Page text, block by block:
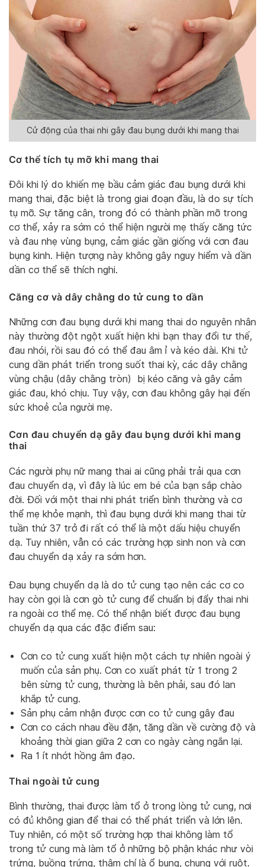
Cử động của thai nhi gây đau bụng dưới khi mang thai
Cơ thể tích tụ mỡ khi mang thai
Đôi khi lý do khiến mẹ bầu cảm giác đau bụng dưới khi
mang thai, đặc biệt là trong giai đoạn đầu, là do sự tích
tụ mỡ. Sự tăng cân, trong đó có thành phần mỡ trong
cơ thể, xảy ra sớm có thể hiện người mẹ thấy căng tức
và đau nhẹ vùng bụng, cảm giác gần giống với cơn đau
bụng kinh. Hiện tượng này không gây nguy hiểm và dần
dần cơ thể sẽ thích nghi.
Căng cơ và dây chằng do tử cung to dần
Những cơn đau bụng dưới khi mang thai do nguyên nhân
này thường đột ngột xuất hiện khi bạn thay đổi tư thế,
đau nhói, rồi sau đó có thể đau âm ỉ và kéo dài. Khi tử
cung dần phát triển trong suốt thai kỳ, các dây chằng
vùng chậu (dây chằng tròn) bị kéo căng và gây cảm
giác đau, khó chịu. Tuy vậy, cơn đau không gây hại đến
sức khoẻ của người mẹ.
Cơn đau chuyển dạ gây đau bụng dưới khi mang
thai
Các người phụ nữ mang thai ai cũng phải trải qua cơn
đau chuyển dạ, vì đây là lúc em bé của bạn sắp chào
đời. Đối với một thai nhi phát triển bình thường và cơ
thể mẹ khỏe mạnh, thì đau bụng dưới khi mang thai từ
tuần thứ 37 trở đi rất có thể là một dấu hiệu chuyển
dạ. Tuy nhiên, vẫn có các trường hợp sinh non và cơn
đau chuyển dạ xảy ra sớm hơn.
Đau bụng chuyển dạ là do tử cung tạo nên các cơ co
hay còn gọi là cơn gò tử cung để chuẩn bị đẩy thai nhi
ra ngoài cơ thể mẹ. Có thể nhận biết được đau bụng
chuyển dạ qua các đặc điểm sau:
Cơn co tử cung xuất hiện một cách tự nhiên ngoài ý
muốn của sản phụ. Cơn co xuất phát từ 1 trong 2
bên sừng tử cung, thường là bên phải, sau đó lan
khắp tử cung.
Sản phụ cảm nhận được cơn co tử cung gây đau
Cơn co cách nhau đều đặn, tăng dần về cường độ và
khoảng thời gian giữa 2 cơn co ngày càng ngắn lại.
Ra 1 ít nhớt hồng âm đạo.
Thai ngoài tử cung
Bình thường, thai được làm tổ ở trong lòng tử cung, nơi
có đủ không gian để thai có thể phát triển và lớn lên.
Tuy nhiên, có một số trường hợp thai không làm tổ
trong tử cung mà làm tổ ở những bộ phận khác như vòi
trứng, buồng trứng, thậm chí là ổ bụng, chung với ruột.